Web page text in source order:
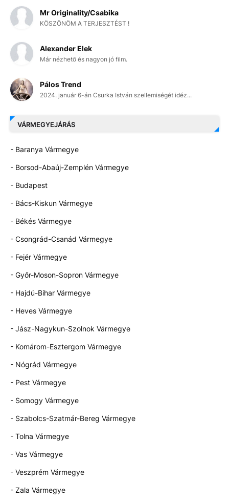
Mr Originality/Csabika
KÖSZÖNÖM A TERJESZTÉST !
Alexander Elek
Már nézhető és nagyon jó film.
Pálos Trend
2024. január 6-án Csurka István szellemiségét idéz...
VÁRMEGYEJÁRÁS
- Baranya Vármegye
- Borsod-Abaúj-Zemplén Vármegye
- Budapest
- Bács-Kiskun Vármegye
- Békés Vármegye
- Csongrád-Csanád Vármegye
- Fejér Vármegye
- Győr-Moson-Sopron Vármegye
- Hajdú-Bihar Vármegye
- Heves Vármegye
- Jász-Nagykun-Szolnok Vármegye
- Komárom-Esztergom Vármegye
- Nógrád Vármegye
- Pest Vármegye
- Somogy Vármegye
- Szabolcs-Szatmár-Bereg Vármegye
- Tolna Vármegye
- Vas Vármegye
- Veszprém Vármegye
- Zala Vármegye